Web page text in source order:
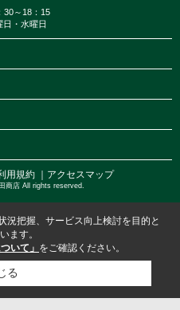
30～18：15
日・水曜日
用規約 ｜アクセスマップ
商店 All rights reserved.
況把握、サービス向上検討を目的と
ます。
いて」 をご確認ください。
る